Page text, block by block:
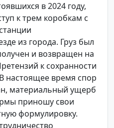
в 2024 году,
к трем коробкам с
из города. Груз был
и возвращен на
к сохранности
настоящее время спор
материальный ущерб
приношу свои
формулировку.